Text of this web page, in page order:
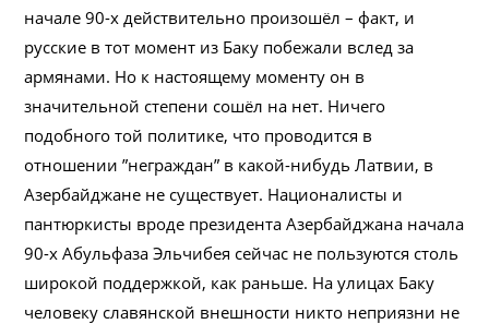
начале 90-х действительно произошёл – факт, и
русские в тот момент из Баку побежали вслед за
армянами. Но к настоящему моменту он в
значительной степени сошёл на нет. Ничего
подобного той политике, что проводится в
отношении ”неграждан” в какой-нибудь Латвии, в
Азербайджане не существует. Националисты и
пантюркисты вроде президента Азербайджана начала
90-х Абульфаза Эльчибея сейчас не пользуются столь
широкой поддержкой, как раньше. На улицах Баку
человеку славянской внешности никто неприязни не